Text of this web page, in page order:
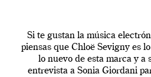
Si te gustan la música
piensas que Chloë Sevigny es
lo nuevo de esta marca y a
entrevista a Sonia Giordani